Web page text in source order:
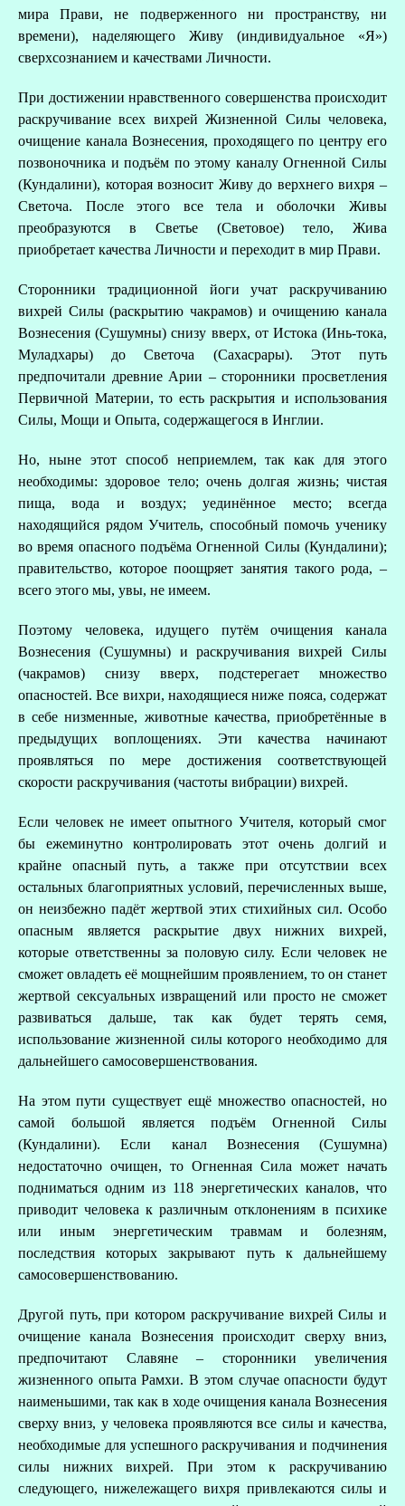
мира Прави, не подверженного ни пространству, ни
времени), наделяющего Живу (индивидуальное «Я»)
сверхсознанием и качествами Личности.
При достижении нравственного совершенства происходит
раскручивание всех вихрей Жизненной Силы человека,
очищение канала Вознесения, проходящего по центру его
позвоночника и подъём по этому каналу Огненной Силы
(Кундалини), которая возносит Живу до верхнего вихря –
Светоча. После этого все тела и оболочки Живы
преобразуются в Светье (Световое) тело, Жива
приобретает качества Личности и переходит в мир Прави.
Сторонники традиционной йоги учат раскручиванию
вихрей Силы (раскрытию чакрамов) и очищению канала
Вознесения (Сушумны) снизу вверх, от Истока (Инь-тока,
Муладхары) до Светоча (Сахасрары). Этот путь
предпочитали древние Арии – сторонники просветления
Первичной Материи, то есть раскрытия и использования
Силы, Мощи и Опыта, содержащегося в Инглии.
Но, ныне этот способ неприемлем, так как для этого
необходимы: здоровое тело; очень долгая жизнь; чистая
пища, вода и воздух; уединённое место; всегда
находящийся рядом Учитель, способный помочь ученику
во время опасного подъёма Огненной Силы (Кундалини);
правительство, которое поощряет занятия такого рода, –
всего этого мы, увы, не имеем.
Поэтому человека, идущего путём очищения канала
Вознесения (Сушумны) и раскручивания вихрей Силы
(чакрамов) снизу вверх, подстерегает множество
опасностей. Все вихри, находящиеся ниже пояса, содержат
в себе низменные, животные качества, приобретённые в
предыдущих воплощениях. Эти качества начинают
проявляться по мере достижения соответствующей
скорости раскручивания (частоты вибрации) вихрей.
Если человек не имеет опытного Учителя, который смог
бы ежеминутно контролировать этот очень долгий и
крайне опасный путь, а также при отсутствии всех
остальных благоприятных условий, перечисленных выше,
он неизбежно падёт жертвой этих стихийных сил. Особо
опасным является раскрытие двух нижних вихрей,
которые ответственны за половую силу. Если человек не
сможет овладеть её мощнейшим проявлением, то он станет
жертвой сексуальных извращений или просто не сможет
развиваться дальше, так как будет терять семя,
использование жизненной силы которого необходимо для
дальнейшего самосовершенствования.
На этом пути существует ещё множество опасностей, но
самой большой является подъём Огненной Силы
(Кундалини). Если канал Вознесения (Сушумна)
недостаточно очищен, то Огненная Сила может начать
подниматься одним из 118 энергетических каналов, что
приводит человека к различным отклонениям в психике
или иным энергетическим травмам и болезням,
последствия которых закрывают путь к дальнейшему
самосовершенствованию.
Другой путь, при котором раскручивание вихрей Силы и
очищение канала Вознесения происходит сверху вниз,
предпочитают Славяне – сторонники увеличения
жизненного опыта Рамхи. В этом случае опасности будут
наименьшими, так как в ходе очищения канала Вознесения
сверху вниз, у человека проявляются все силы и качества,
необходимые для успешного раскручивания и подчинения
силы нижних вихрей. При этом к раскручиванию
следующего, нижележащего вихря привлекаются силы и